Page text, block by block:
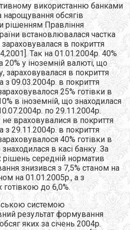
використанню банками
нарощування обсягів
рішенням Правління
встановлювалася частка
зараховувалася в покриття
Так на 01.01.2004р. 40%
20% у іноземній валюті, що
зараховувалася в покриття
з 09.03.2004р. в покриття
25% готівки в
в іноземній, що знаходилася
по 29.11.2004р.
не враховувалися в покриття
з 29.11.2004р. в покриття
40% готівки в
в касі банку. За
рішень середній норматив
знизився з 7,5% станом на
на 01.01.2005р., а з
готівкою до 6,0%.
системою
результат формування
яких за січень 2004р.